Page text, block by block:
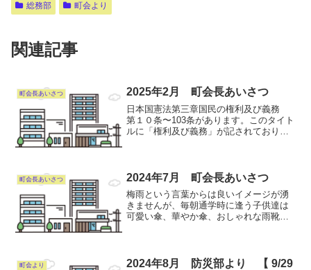
総務部 町会より
関連記事
町会長あいさつ 2025年2月 町会長あいさつ
日本国憲法第三章国民の権利及び義務
第１０条〜103条があります。このタイト
ルに「権利及び義務」が記されておりま
すが、義務という事か...
町会長あいさつ 2024年7月 町会長あいさつ
梅雨という言葉からは良いイメージが湧
きませんが、毎朝通学時に逢う子供達は
可愛い傘、華やか傘、おしゃれな雨靴、
一時です。なかには、毎日...
町会より
2024年8月 防災部より 【 9/29